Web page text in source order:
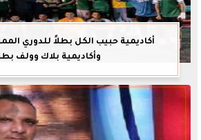
أكاديمية حبيب الكل بطلاً للدوري
وأكاديمية بلاك وولف